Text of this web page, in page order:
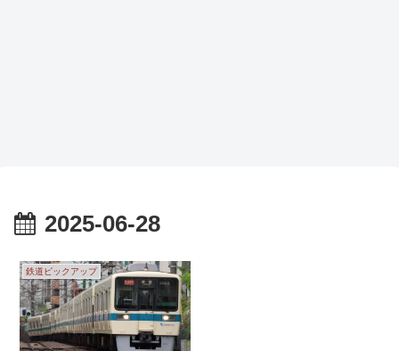
2025-06-28
鉄道ピックアップ